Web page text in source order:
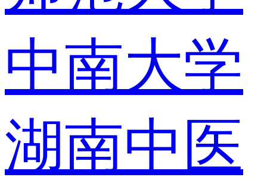
中南大学
湖南中医